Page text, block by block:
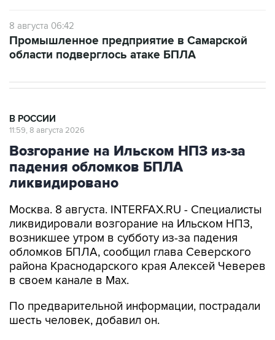
8 августа 06:42
Промышленное предприятие в Самарской
области подверглось атаке БПЛА
В РОССИИ
11:59, 8 августа 2026
Возгорание на Ильском НПЗ из-за
падения обломков БПЛА
ликвидировано
Москва. 8 августа. INTERFAX.RU - Специалисты
ликвидировали возгорание на Ильском НПЗ,
возникшее утром в субботу из-за падения
обломков БПЛА, сообщил глава Северского
района Краснодарского края Алексей Чеверев
в своем канале в Max.
По предварительной информации, пострадали
шесть человек, добавил он.